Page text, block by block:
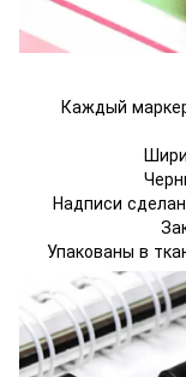
Каждый
Надписи
Упакованы в